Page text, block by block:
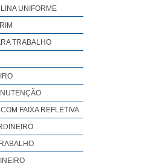
UNIFORME
TRABALHO
FAIXA REFLETIVA